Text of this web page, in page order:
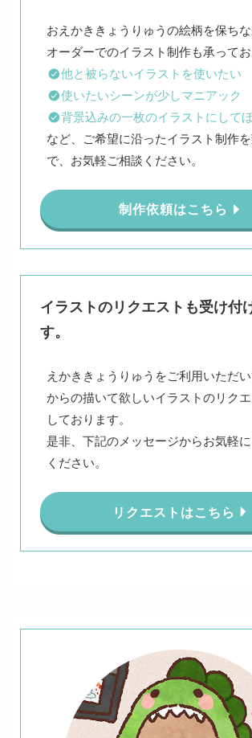
おえかききょうりゅうの絵柄を保ち
他と被らないイラストを使いたい
使いたいシーンが少しマニアック
背景込みの一枚のイラストにして
など、ご希望に沿ったイラスト制作
で、お気軽ご相談ください。
制作依頼はこちら
イラストのリクエストも受け付
す。
えかききょうりゅうをご利用いただ
からの描いて欲しいイラストのリク
しております。
是非、下記のメッセージからお気軽
ください。
リクエストはこちら